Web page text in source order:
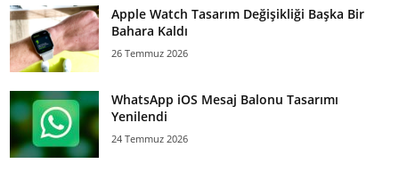
Apple Watch Tasarım Değişikliği Başka Bir
Bahara Kaldı
26 Temmuz 2026
WhatsApp iOS Mesaj Balonu Tasarımı
Yenilendi
24 Temmuz 2026